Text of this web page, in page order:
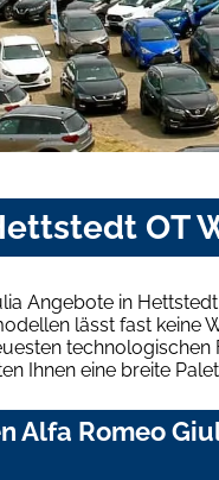
OT
Angebote in
lässt fast keine
Ihnen eine breite
Alfa Romeo